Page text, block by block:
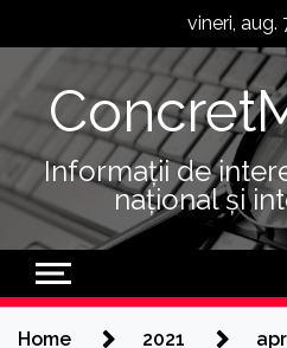
vineri, aug.
Informații de
național și
Home 2021